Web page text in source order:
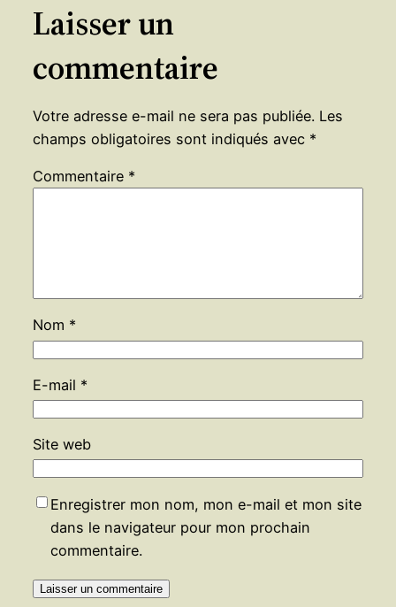
Laisser un
commentaire
Votre adresse e-mail ne sera pas publiée. Les
champs obligatoires sont indiqués avec *
Commentaire *
Nom *
E-mail *
Site web
Enregistrer mon nom, mon e-mail et mon site
dans le navigateur pour mon prochain
commentaire.